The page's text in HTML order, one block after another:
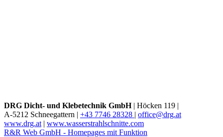
DRG Dicht- und Klebetechnik GmbH | Höcken 119 |
A-5212 Schneegattern | +43 7746 28328 | office@drg.at
www.drg.at | www.wasserstrahlschnitte.com
R&R Web GmbH - Homepages mit Funktion